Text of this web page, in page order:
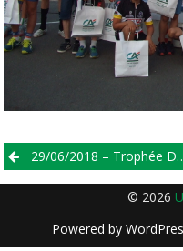
Post
navigation
29/06/2018 – Trophée Des Jeunes Pistards – Benjamins
© 2026
Powered by